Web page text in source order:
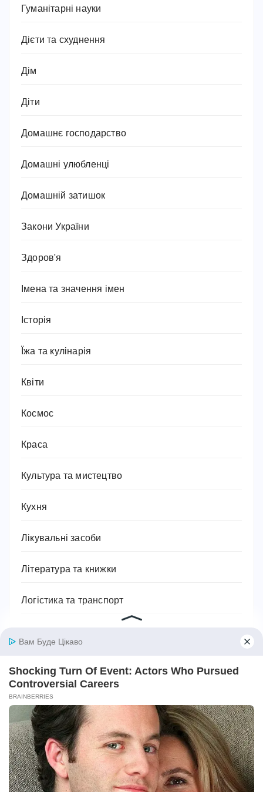
Гуманітарні науки
Дієти та схуднення
Дім
Діти
Домашнє господарство
Домашні улюбленці
Домашній затишок
Закони України
Здоров'я
Імена та значення імен
Історія
Їжа та кулінарія
Квіти
Космос
Краса
Культура та мистецтво
Кухня
Лікувальні засоби
Література та книжки
Логістика та транспорт
Міфи та легенди
Мотивація для спорту
Музика
Навчання